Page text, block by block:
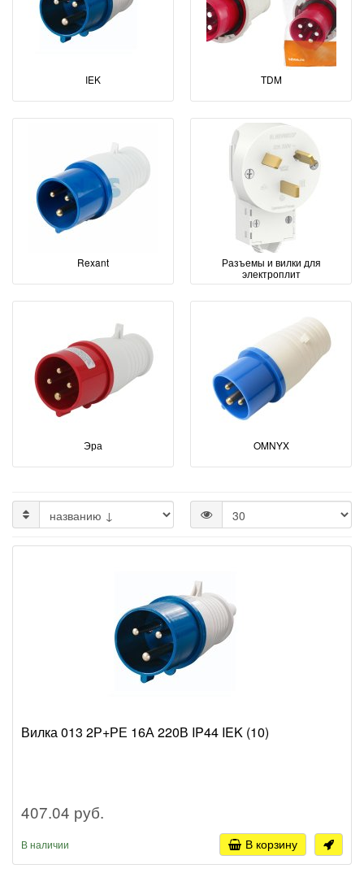
IEK TDM
Rexant
Разъемы и вилки для
электроплит
Эра OMNYX
Вилка 013 2Р+РЕ 16А 220В IP44 IEK (10)
407.04 руб.
В наличии В корзину